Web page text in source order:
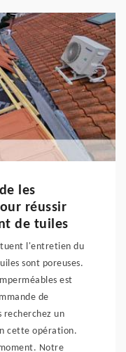
les
réussir
de tuiles
l'entretien du
sont poreuses.
est
de
recherchez un
cette opération.
Notre